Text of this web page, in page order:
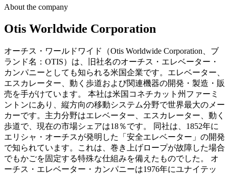
About the company
Otis Worldwide Corporation
オーチス・ワールドワイド（Otis Worldwide Corporation、ブ
ランド名：OTIS）は、旧社名のオーチス・エレベーター・
カンパニーとしても知られる米国企業です。エレベーター、
エスカレーター、動く歩道および関連機器の開発・製造・販
売を手がけています。 本社は米国コネチカット州ファーミ
ントンにあり、縦方向の移動システム分野で世界最大のメー
カーです。主力分野はエレベーター、エスカレーター、動く
歩道で、現在の市場シェアは18％です。 同社は、1852年に
エリシャ・オーチスが発明した「安全エレベーター」の開発
で知られています。これは、巻き上げロープが故障した場合
でもかごを固定する特殊な仕組みを備えたものでした。 オ
ーチス・エレベーター・カンパニーは1976年にユナイテッ